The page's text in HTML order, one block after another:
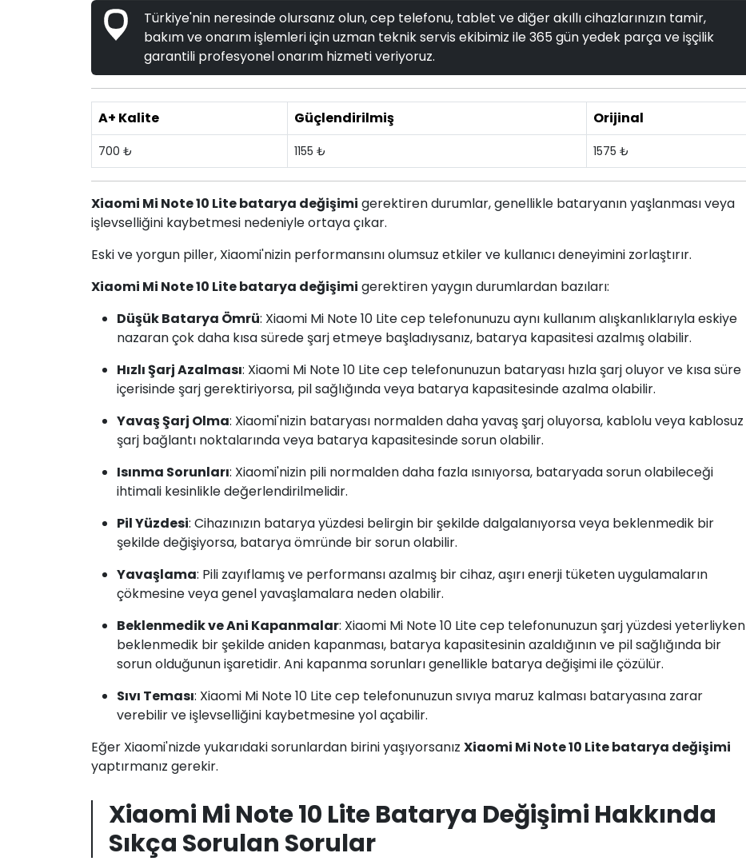
Türkiye'nin neresinde olursanız olun, cep telefonu, tablet ve diğer akıllı cihazlarınızın tamir,
bakım ve onarım işlemleri için uzman teknik servis ekibimiz ile 365 gün yedek parça ve işçilik
garantili profesyonel onarım hizmeti veriyoruz.
A+ Kalite Güçlendirilmiş Orijinal
700 ₺ 1155 ₺ 1575 ₺
Xiaomi Mi Note 10 Lite batarya değişimi gerektiren durumlar, genellikle bataryanın yaşlanması veya
işlevselliğini kaybetmesi nedeniyle ortaya çıkar.
Eski ve yorgun piller, Xiaomi'nizin performansını olumsuz etkiler ve kullanıcı deneyimini zorlaştırır.
Xiaomi Mi Note 10 Lite batarya değişimi gerektiren yaygın durumlardan bazıları:
Düşük Batarya Ömrü: Xiaomi Mi Note 10 Lite cep telefonunuzu aynı kullanım alışkanlıklarıyla eskiye
nazaran çok daha kısa sürede şarj etmeye başladıysanız, batarya kapasitesi azalmış olabilir.
Hızlı Şarj Azalması: Xiaomi Mi Note 10 Lite cep telefonunuzun bataryası hızla şarj oluyor ve kısa süre
içerisinde şarj gerektiriyorsa, pil sağlığında veya batarya kapasitesinde azalma olabilir.
Yavaş Şarj Olma: Xiaomi'nizin bataryası normalden daha yavaş şarj oluyorsa, kablolu veya kablosuz
şarj bağlantı noktalarında veya batarya kapasitesinde sorun olabilir.
Isınma Sorunları: Xiaomi'nizin pili normalden daha fazla ısınıyorsa, bataryada sorun olabileceği
ihtimali kesinlikle değerlendirilmelidir.
Pil Yüzdesi: Cihazınızın batarya yüzdesi belirgin bir şekilde dalgalanıyorsa veya beklenmedik bir
şekilde değişiyorsa, batarya ömründe bir sorun olabilir.
Yavaşlama: Pili zayıflamış ve performansı azalmış bir cihaz, aşırı enerji tüketen uygulamaların
çökmesine veya genel yavaşlamalara neden olabilir.
Beklenmedik ve Ani Kapanmalar: Xiaomi Mi Note 10 Lite cep telefonunuzun şarj yüzdesi yeterliyken
beklenmedik bir şekilde aniden kapanması, batarya kapasitesinin azaldığının ve pil sağlığında bir
sorun olduğunun işaretidir. Ani kapanma sorunları genellikle batarya değişimi ile çözülür.
Sıvı Teması: Xiaomi Mi Note 10 Lite cep telefonunuzun sıvıya maruz kalması bataryasına zarar
verebilir ve işlevselliğini kaybetmesine yol açabilir.
Eğer Xiaomi'nizde yukarıdaki sorunlardan birini yaşıyorsanız Xiaomi Mi Note 10 Lite batarya değişimi
yaptırmanız gerekir.
Xiaomi Mi Note 10 Lite Batarya Değişimi Hakkında
Sıkça Sorulan Sorular